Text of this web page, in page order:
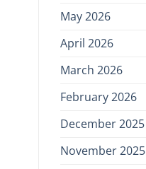
May 2026
April 2026
March 2026
February 2026
December 2025
November 2025